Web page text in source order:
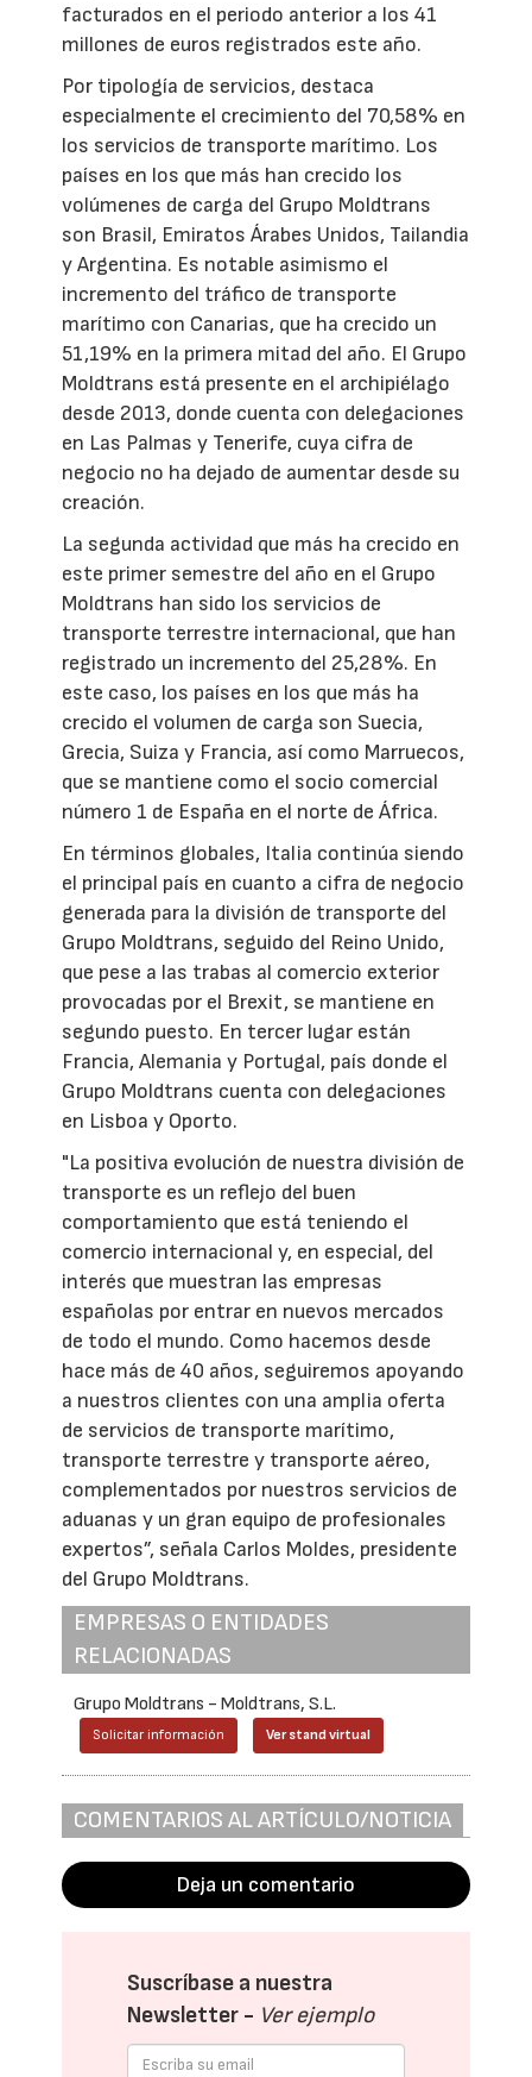
facturados en el periodo anterior a los 41
millones de euros registrados este año.
Por tipología de servicios, destaca
especialmente el crecimiento del 70,58% en
los servicios de transporte marítimo. Los
países en los que más han crecido los
volúmenes de carga del Grupo Moldtrans
son Brasil, Emiratos Árabes Unidos, Tailandia
y Argentina. Es notable asimismo el
incremento del tráfico de transporte
marítimo con Canarias, que ha crecido un
51,19% en la primera mitad del año. El Grupo
Moldtrans está presente en el archipiélago
desde 2013, donde cuenta con delegaciones
en Las Palmas y Tenerife, cuya cifra de
negocio no ha dejado de aumentar desde su
creación.
La segunda actividad que más ha crecido en
este primer semestre del año en el Grupo
Moldtrans han sido los servicios de
transporte terrestre internacional, que han
registrado un incremento del 25,28%. En
este caso, los países en los que más ha
crecido el volumen de carga son Suecia,
Grecia, Suiza y Francia, así como Marruecos,
que se mantiene como el socio comercial
número 1 de España en el norte de África.
En términos globales, Italia continúa siendo
el principal país en cuanto a cifra de negocio
generada para la división de transporte del
Grupo Moldtrans, seguido del Reino Unido,
que pese a las trabas al comercio exterior
provocadas por el Brexit, se mantiene en
segundo puesto. En tercer lugar están
Francia, Alemania y Portugal, país donde el
Grupo Moldtrans cuenta con delegaciones
en Lisboa y Oporto.
"La positiva evolución de nuestra división de
transporte es un reflejo del buen
comportamiento que está teniendo el
comercio internacional y, en especial, del
interés que muestran las empresas
españolas por entrar en nuevos mercados
de todo el mundo. Como hacemos desde
hace más de 40 años, seguiremos apoyando
a nuestros clientes con una amplia oferta
de servicios de transporte marítimo,
transporte terrestre y transporte aéreo,
complementados por nuestros servicios de
aduanas y un gran equipo de profesionales
expertos”, señala Carlos Moldes, presidente
del Grupo Moldtrans.
EMPRESAS O ENTIDADES
RELACIONADAS
Grupo Moldtrans - Moldtrans, S.L.
Solicitar información Ver stand virtual
COMENTARIOS AL ARTÍCULO/NOTICIA
Deja un comentario
Suscríbase a nuestra
Newsletter - Ver ejemplo